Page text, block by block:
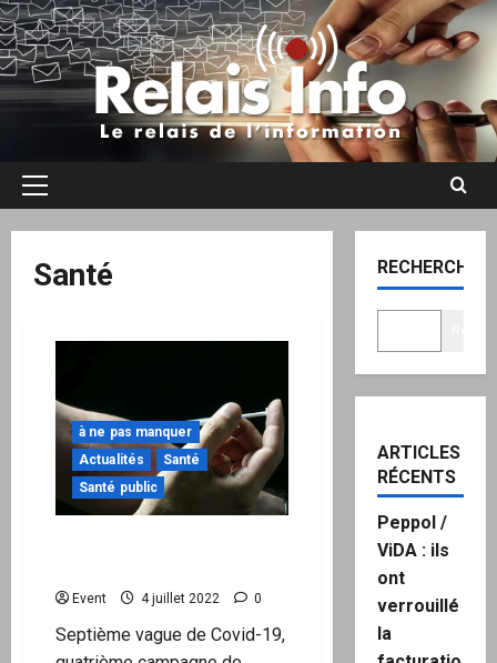
Aller
au
contenu
Menu
Santé
à ne pas manquer
Actualités
Santé
Santé public
Event 4 juillet 2022 0
Septième vague de Covid-19,
RECHERCHER
ARTICLES
RÉCENTS
Peppol /
ViDA : ils
ont
verrouillé
la